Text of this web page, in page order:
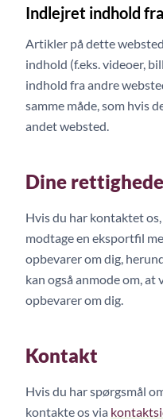
Indlejret indhold
Artikler på dette
indhold (f.eks. videoer,
indhold fra andre
samme måde, som hvis
andet websted.
Dine
Hvis du har kontaktet
modtage en eksportfil
opbevarer om dig,
kan også anmode om,
opbevarer om dig.
Kontakt
Hvis du har spørgsmål
kontakte os via